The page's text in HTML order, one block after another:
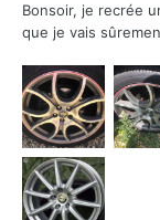
Bonsoir, je recrée
que je vais
trouvé les mêmes